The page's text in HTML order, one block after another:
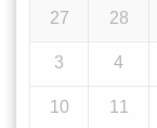
27 28
3 4
10 11